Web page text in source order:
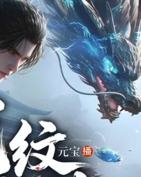
養生保健 民生用品
運動休閒 親子玩具
化妝保養 情趣用品